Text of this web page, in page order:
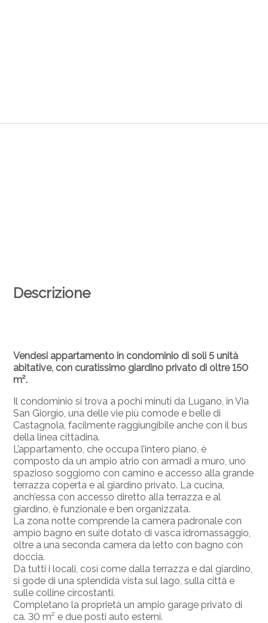
Descrizione
Vendesi appartamento in condominio di soli 5 unità
abitative, con curatissimo giardino privato di oltre 150
m².
Il condominio si trova a pochi minuti da Lugano, in Via
San Giorgio, una delle vie più comode e belle di
Castagnola, facilmente raggiungibile anche con il bus
della linea cittadina.
L’appartamento, che occupa l’intero piano, è
composto da un ampio atrio con armadi a muro, uno
spazioso soggiorno con camino e accesso alla grande
terrazza coperta e al giardino privato. La cucina,
anch’essa con accesso diretto alla terrazza e al
giardino, è funzionale e ben organizzata.
La zona notte comprende la camera padronale con
ampio bagno en suite dotato di vasca idromassaggio,
oltre a una seconda camera da letto con bagno con
doccia.
Da tutti i locali, così come dalla terrazza e dal giardino,
si gode di una splendida vista sul lago, sulla città e
sulle colline circostanti.
Completano la proprietà un ampio garage privato di
ca. 30 m² e due posti auto esterni.